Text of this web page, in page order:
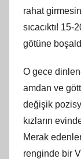
rahat
sıcacıktı!
götüne
O gece
amdan ve
değişik
kızların
Merak
renginde bir